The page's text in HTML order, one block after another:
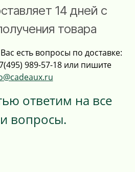
14 дней с
товара
есть вопросы по доставке:
989-57-18 или пишите
ответим на все
вопросы.